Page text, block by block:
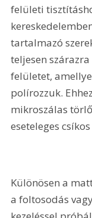
felületi
tartalmazó
teljesen
felületet,
polírozzuk.
mikroszálas
eseteleges
Különösen a
a foltosodás